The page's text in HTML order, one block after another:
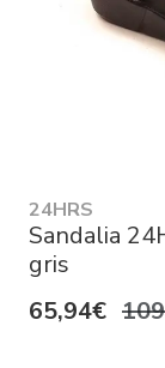
24HRS
Sandalia
gris
65,94€